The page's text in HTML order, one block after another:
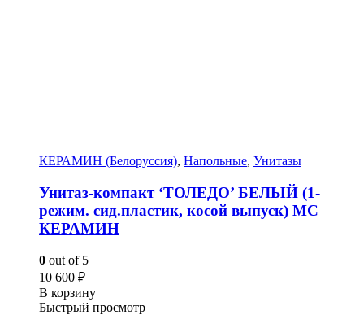
КЕРАМИН (Белоруссия), Напольные, Унитазы
Унитаз-компакт ‘ТОЛЕДО’ БЕЛЫЙ (1-
режим. сид.пластик, косой выпуск) МС
КЕРАМИН
0 out of 5
10 600 ₽
В корзину
Быстрый просмотр